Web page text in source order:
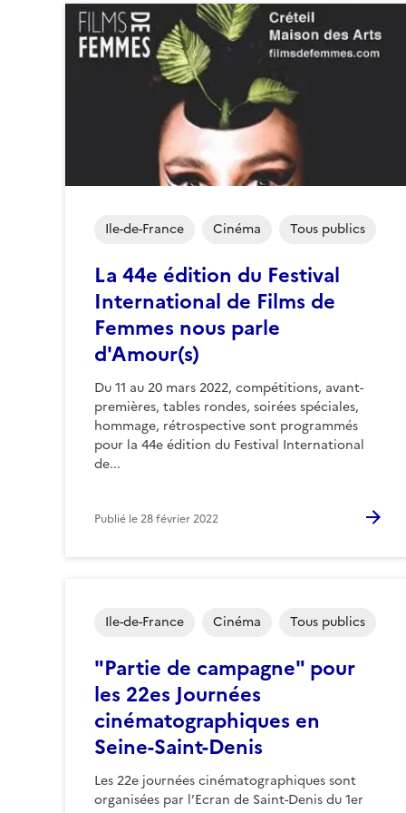
La 44e édition du Festival
International de Films de
Femmes nous parle
d'Amour(s)
Du 11 au 20 mars 2022, compétitions, avant-
premières, tables rondes, soirées spéciales,
hommage, rétrospective sont programmés
pour la 44e édition du Festival International
de...
Ile-de-France Cinéma Tous publics
Publié le28 février 2022
"Partie de campagne" pour
les 22es Journées
cinématographiques en
Seine-Saint-Denis
Les 22e journées cinématographiques sont
organisées par l’Ecran de Saint-Denis du 1er
Ile-de-France Cinéma Tous publics